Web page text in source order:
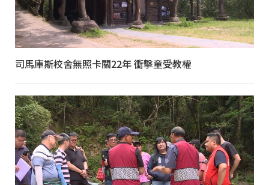
司馬庫斯校舍無照卡關22年 衝擊童受教權